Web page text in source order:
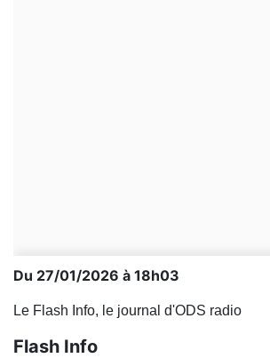
Du 27/01/2026 à 18h03
Le Flash Info, le journal d'ODS radio
Flash Info